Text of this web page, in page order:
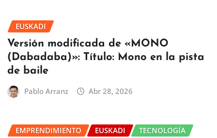
EUSKADI
Versión modificada de «MONO
(Dabadaba)»: Título: Mono en la pista
de baile
Pablo Arranz Abr 28, 2026
EMPRENDIMIENTO EUSKADI TECNOLOGÍA